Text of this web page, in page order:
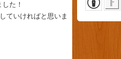
た！
ていければと思いま